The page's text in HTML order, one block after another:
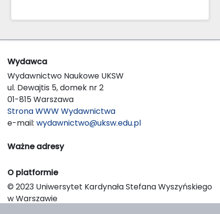
Wydawca
Wydawnictwo Naukowe UKSW
ul. Dewajtis 5, domek nr 2
01-815 Warszawa
Strona WWW Wydawnictwa
e-mail: wydawnictwo@uksw.edu.pl
Ważne adresy
O platformie
© 2023 Uniwersytet Kardynała Stefana Wyszyńskiego
w Warszawie